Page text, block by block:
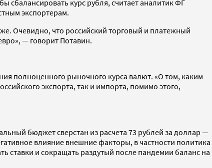
сбалансировать курс рубля, считает аналитик ФГ
экспортерам.
Очевидно, что российский торговый и платежный
— говорит Потавин.
полноценного рыночного курса валют. «О том, каким
экспорта, так и импорта, помимо этого,
бюджет сверстан из расчета 73 рублей за доллар —
влияние внешние факторы, в частности политика
и сокращать раздутый после пандемии баланс на